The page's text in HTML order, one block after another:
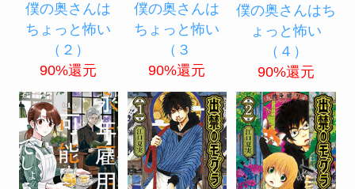
僕の奥さんは
ちょっと怖い
（２）
90%還元
僕の奥さんは
ちょっと怖い
（３
90%還元
僕の奥さんはち
ょっと怖い
（４）
90%還元